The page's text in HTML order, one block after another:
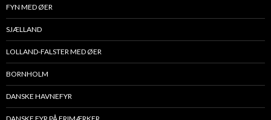
FYN MED ØER
SJÆLLAND
LOLLAND-FALSTER MED ØER
BORNHOLM
DANSKE HAVNEFYR